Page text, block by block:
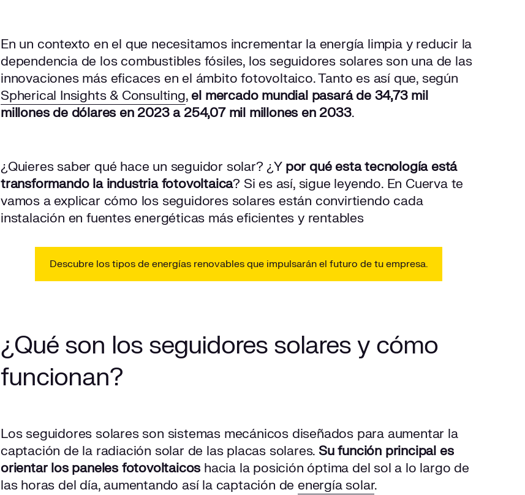
En un contexto en el que necesitamos incrementar la energía limpia y reducir la
dependencia de los combustibles fósiles, los seguidores solares son una de las
innovaciones más eficaces en el ámbito fotovoltaico. Tanto es así que, según
Spherical Insights & Consulting, el mercado mundial pasará de 34,73 mil
millones de dólares en 2023 a 254,07 mil millones en 2033.
¿Quieres saber qué hace un seguidor solar? ¿Y por qué esta tecnología está
transformando la industria fotovoltaica? Si es así, sigue leyendo. En Cuerva te
vamos a explicar cómo los seguidores solares están convirtiendo cada
instalación en fuentes energéticas más eficientes y rentables
Descubre los tipos de energías renovables que impulsarán el futuro de tu empresa.
¿Qué son los seguidores solares y cómo
funcionan?
Los seguidores solares son sistemas mecánicos diseñados para aumentar la
captación de la radiación solar de las placas solares. Su función principal es
orientar los paneles fotovoltaicos hacia la posición óptima del sol a lo largo de
las horas del día, aumentando así la captación de energía solar.